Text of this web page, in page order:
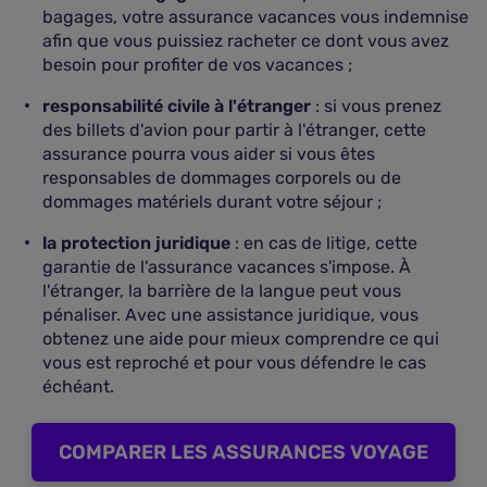
bagages, votre assurance vacances vous indemnise
afin que vous puissiez racheter ce dont vous avez
besoin pour profiter de vos vacances ;
responsabilité civile à l'étranger : si vous prenez
des billets d'avion pour partir à l'étranger, cette
assurance pourra vous aider si vous êtes
responsables de dommages corporels ou de
dommages matériels durant votre séjour ;
la protection juridique : en cas de litige, cette
garantie de l'assurance vacances s'impose. À
l'étranger, la barrière de la langue peut vous
pénaliser. Avec une assistance juridique, vous
obtenez une aide pour mieux comprendre ce qui
vous est reproché et pour vous défendre le cas
échéant.
COMPARER LES ASSURANCES VOYAGE